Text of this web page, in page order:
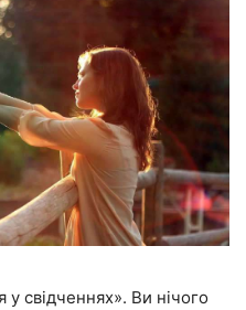
у свідченнях». Ви нічого